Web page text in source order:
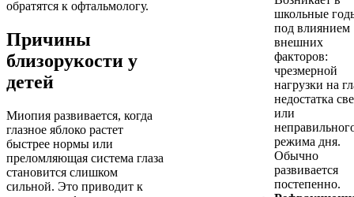
обратятся к офтальмологу.
Причины
близорукости у
детей
Миопия развивается, когда
глазное яблоко растет
быстрее нормы или
преломляющая система глаза
становится слишком
сильной. Это приводит к
школьные
под влиянием
внешних
факторов:
чрезмерной
нагрузки на
недостатка
или
режима дня.
Обычно
развивается
постепенно.